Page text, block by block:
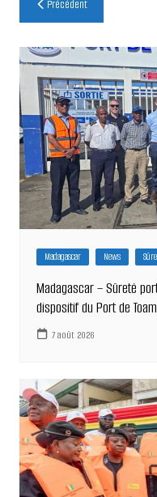
de
l’article
Précédent
Madagascar News
Madagascar – Sûreté
dispositif du Port de
7 août 2026